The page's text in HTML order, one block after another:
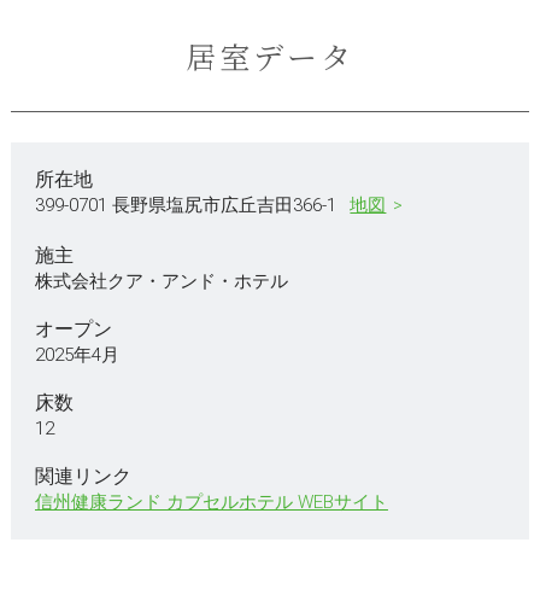
居室データ
所在地
399-0701 長野県塩尻市広丘吉田366-1 地図
施主
株式会社クア・アンド・ホテル
オープン
2025年4月
床数
12
関連リンク
信州健康ランド カプセルホテル WEBサイト